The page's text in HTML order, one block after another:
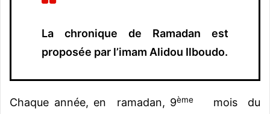
La chronique de Ramadan est
proposée par l’imam Alidou Ilboudo.
Chaque année, en ramadan, 9ème
mois du